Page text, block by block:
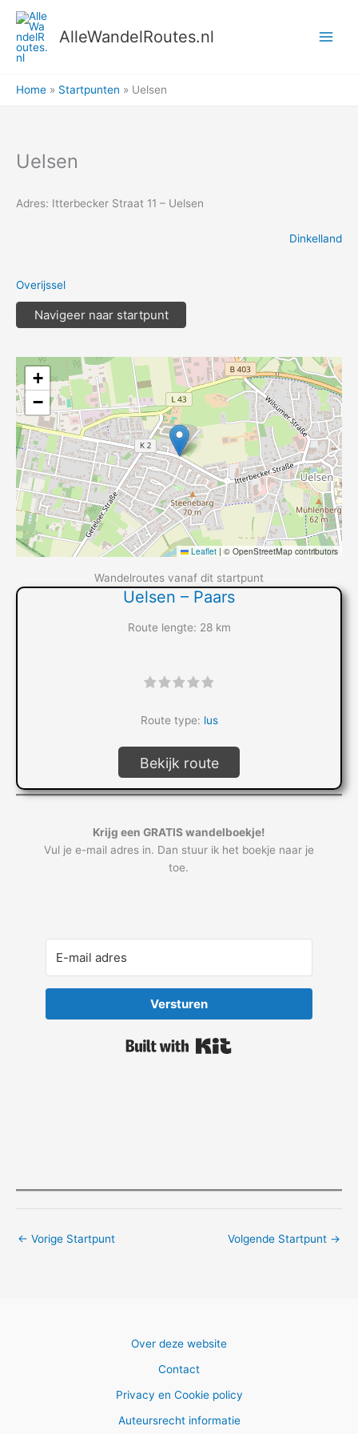
naar
inhoud
AlleWandelRoutes.nl
Home Startpunten Uelsen
Uelsen
Adres: Itterbecker Straat 11 – Uelsen
Dinkelland
Overijssel
Navigeer naar startpunt
+
−
Leaflet | © OpenStreetMap contributors
Wandelroutes vanaf dit startpunt
Uelsen – Paars
Route lengte: 28 km
Route type: lus
Bekijk route
Krijg een GRATIS wandelboekje!
Vul je e-mail adres in. Dan stuur ik het boekje naar je
toe.
Versturen
← Vorige Startpunt Volgende Startpunt →
Over deze website
Contact
Privacy en Cookie policy
Auteursrecht informatie